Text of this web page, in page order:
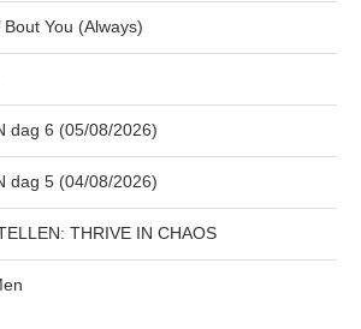
Bout You (Always)
dag 6 (05/08/2026)
dag 5 (04/08/2026)
THRIVE IN CHAOS